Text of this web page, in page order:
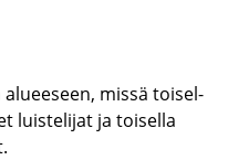
missä toi­sel­
luis­te­li­jat ja toi­sel­la